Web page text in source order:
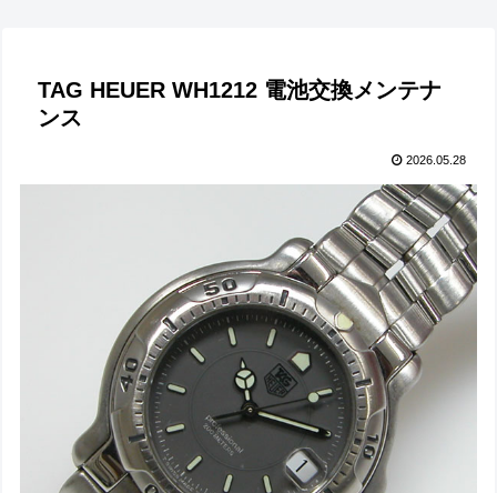
TAG HEUER WH1212 電池交換メンテナ
ンス
2026.05.28